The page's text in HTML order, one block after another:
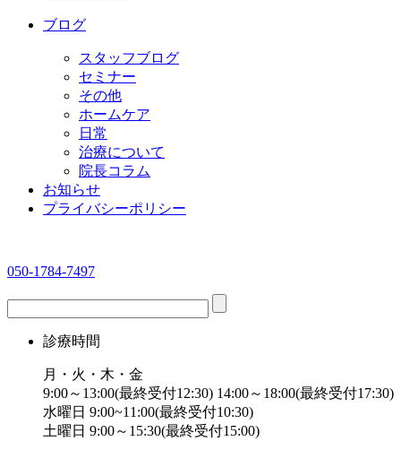
ブログ
スタッフブログ
セミナー
その他
ホームケア
日常
治療について
院長コラム
お知らせ
プライバシーポリシー
050-1784-7497
診療時間
月・火・木・金
9:00～13:00(最終受付12:30) 14:00～18:00(最終受付17:30)
水曜日 9:00~11:00(最終受付10:30)
土曜日 9:00～15:30(最終受付15:00)